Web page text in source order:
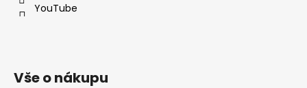
YouTube
Vše o nákupu